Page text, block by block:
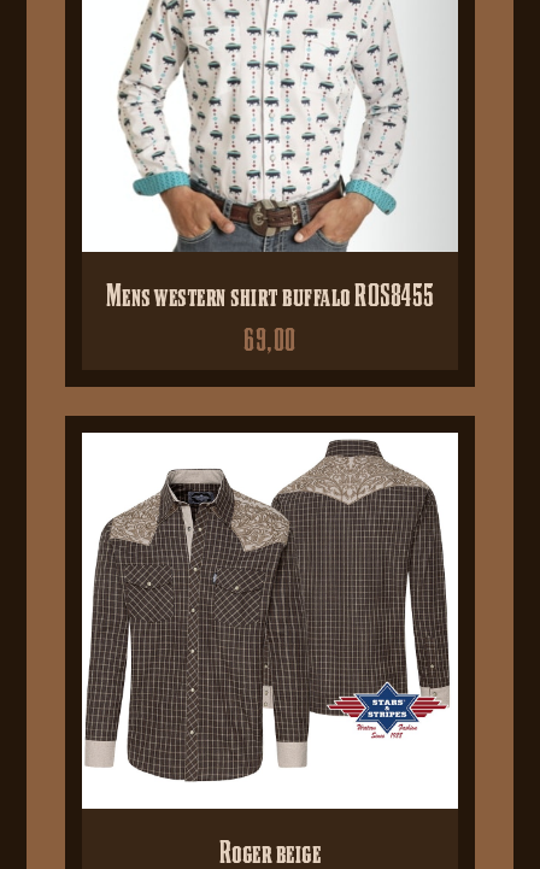
Mens western shirt buffalo ROS8455
69,00
Roger beige